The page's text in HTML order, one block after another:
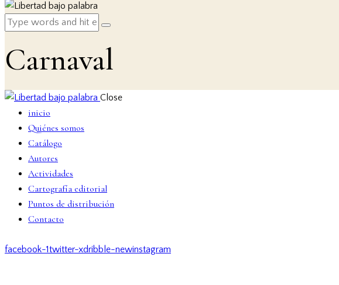
Carnaval
Close
inicio
Quiénes somos
Catálogo
Autores
Actividades
Cartografía editorial
Puntos de distribución
Contacto
facebook-1twitter-xdribble-newinstagram